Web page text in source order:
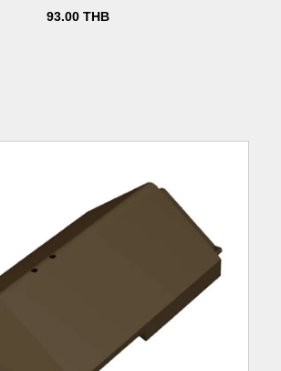
93.00 THB